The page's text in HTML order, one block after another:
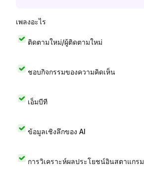
เพลงอะไร
ติดตามใหม่/ผู้ติดตามใหม่
ชอบกิจกรรมของความคิดเห็น
เอ็มบีที
ข้อมูลเชิงลึกของ AI
การวิเคราะห์ผลประโยชน์อินสตาแกรม